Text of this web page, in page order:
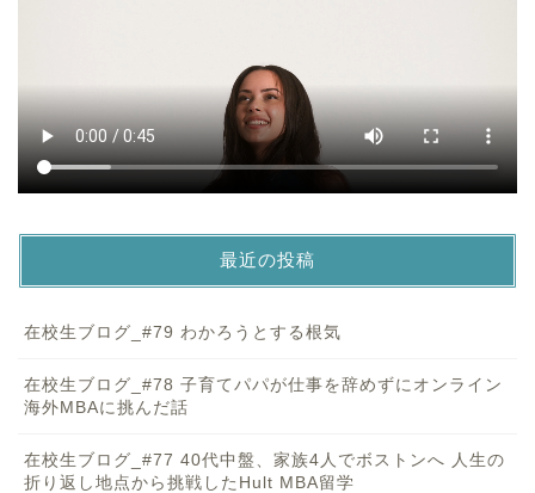
最近の投稿
在校生ブログ_#79 わかろうとする根気
在校生ブログ_#78 子育てパパが仕事を辞めずにオンライン
海外MBAに挑んだ話
在校生ブログ_#77 40代中盤、家族4人でボストンへ 人生の
折り返し地点から挑戦したHult MBA留学